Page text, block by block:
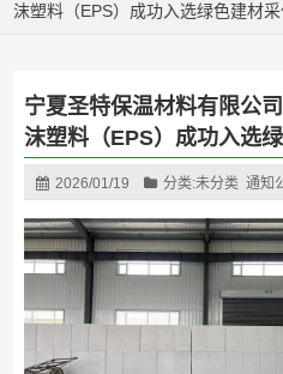
沫塑料（EPS）成功入选绿色建材
宁夏圣特保温材料有限公
沫塑料（EPS）成功入选
2026/01/19 分类:未分类 通知